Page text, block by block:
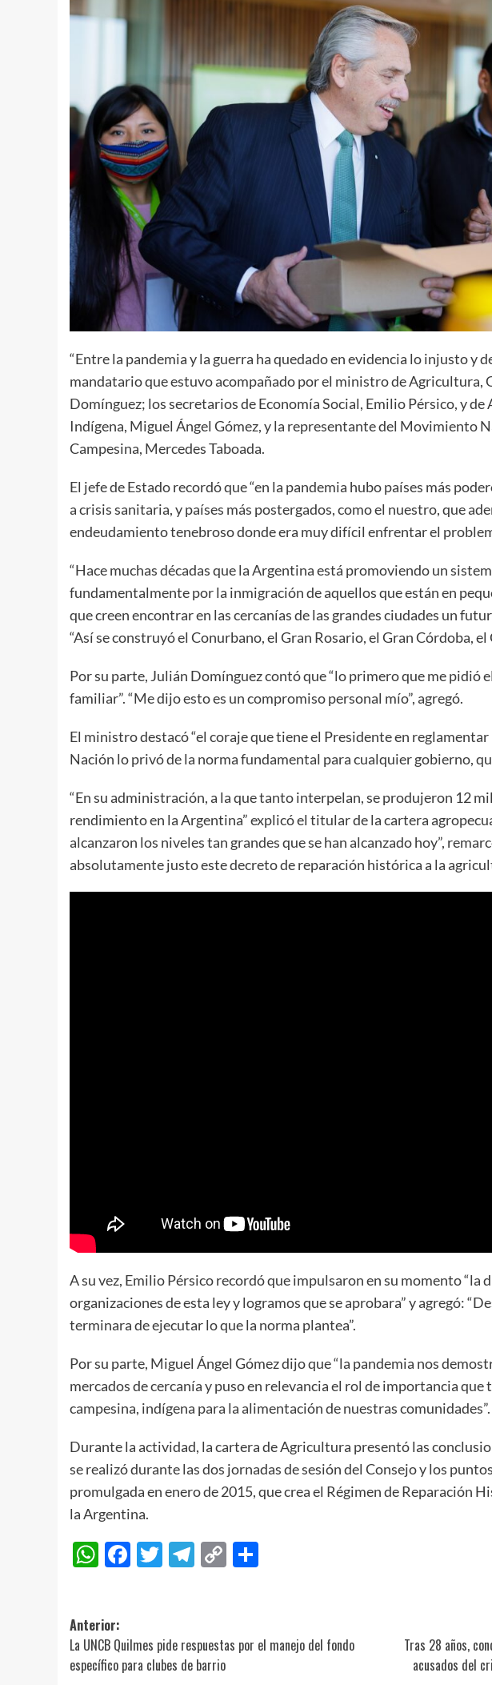
“Entre la pandemia y la guerra ha quedado en evidencia lo injusto y
mandatario que estuvo acompañado por el ministro de Agricultura,
Domínguez; los secretarios de Economía Social, Emilio Pérsico, y
Indígena, Miguel Ángel Gómez, y la representante del Movimiento
Campesina, Mercedes Taboada.
El jefe de Estado recordó que “en la pandemia hubo países más
a crisis sanitaria, y países más postergados, como el nuestro, que
endeudamiento tenebroso donde era muy difícil enfrentar el
“Hace muchas décadas que la Argentina está promoviendo un
fundamentalmente por la inmigración de aquellos que están en
que creen encontrar en las cercanías de las grandes ciudades un
“Así se construyó el Conurbano, el Gran Rosario, el Gran Córdoba, el
Por su parte, Julián Domínguez contó que “lo primero que me pidió
familiar”. “Me dijo esto es un compromiso personal mío”, agregó.
El ministro destacó “el coraje que tiene el Presidente en reglamentar
Nación lo privó de la norma fundamental para cualquier gobierno,
“En su administración, a la que tanto interpelan, se produjeron 12
rendimiento en la Argentina” explicó el titular de la cartera
alcanzaron los niveles tan grandes que se han alcanzado hoy”,
absolutamente justo este decreto de reparación histórica a la
A su vez, Emilio Pérsico recordó que impulsaron en su momento “la
organizaciones de esta ley y logramos que se aprobara” y agregó:
terminara de ejecutar lo que la norma plantea”.
Por su parte, Miguel Ángel Gómez dijo que “la pandemia nos
mercados de cercanía y puso en relevancia el rol de importancia
campesina, indígena para la alimentación de nuestras comunidades”.
Durante la actividad, la cartera de Agricultura presentó las
se realizó durante las dos jornadas de sesión del Consejo y los
promulgada en enero de 2015, que crea el Régimen de Reparación
la Argentina.
WhatsApp
Facebook
Twitter
Telegram
Copy
Navegación
de
Anterior:
La UNCB Quilmes pide respuestas por el manejo del fondo
específico para clubes de barrio
Tras 28 años,
acusados del